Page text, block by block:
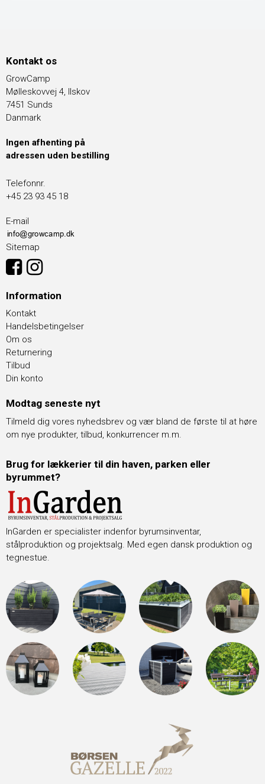
Kontakt os
GrowCamp
Mølleskovvej 4, Ilskov
7451 Sunds
Danmark
Ingen afhenting på
adressen uden bestilling
Telefonnr.
+45 23 93 45 18
E-mail
Sitemap
Information
Kontakt
Handelsbetingelser
Om os
Returnering
Tilbud
Din konto
Modtag seneste nyt
Tilmeld dig vores nyhedsbrev og vær bland de første til at høre
om nye produkter, tilbud, konkurrencer m.m.
Brug for lækkerier til din haven, parken eller
byrummet?
InGarden er specialister indenfor byrumsinventar,
stålproduktion og projektsalg. Med egen dansk produktion og
tegnestue.